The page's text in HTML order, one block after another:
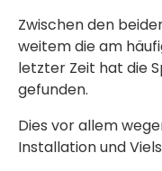
Zwischen den
weitem die am
letzter Zeit hat die
gefunden.
Dies vor allem
Installation und